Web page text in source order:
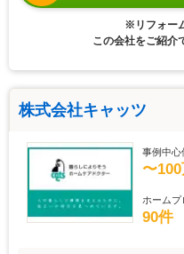
※リフォー
この会社をご紹介
株式会社キャッツ
事例中心
〜100
ホーム
90件